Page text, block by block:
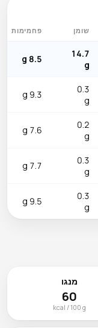
שומן פחמימות
14.7
g
8.5 g
0.3
g
9.3 g
0.2
g
7.6 g
0.3
g
7.7 g
0.3
g
9.5 g
מנגו
60
kcal / 100 g